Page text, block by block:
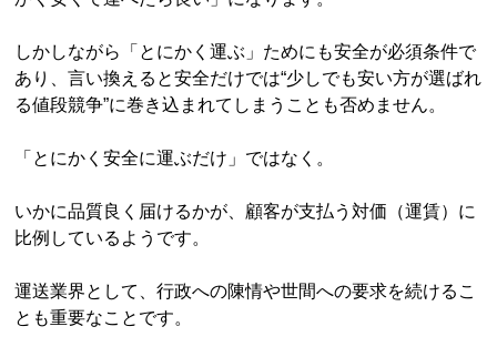
しかしながら「とにかく運ぶ」ためにも安全が必須条件で
あり、言い換えると安全だけでは“少しでも安い方が選ばれ
る値段競争”に巻き込まれてしまうことも否めません。
「とにかく安全に運ぶだけ」ではなく。
いかに品質良く届けるかが、顧客が支払う対価（運賃）に
比例しているようです。
運送業界として、行政への陳情や世間への要求を続けるこ
とも重要なことです。